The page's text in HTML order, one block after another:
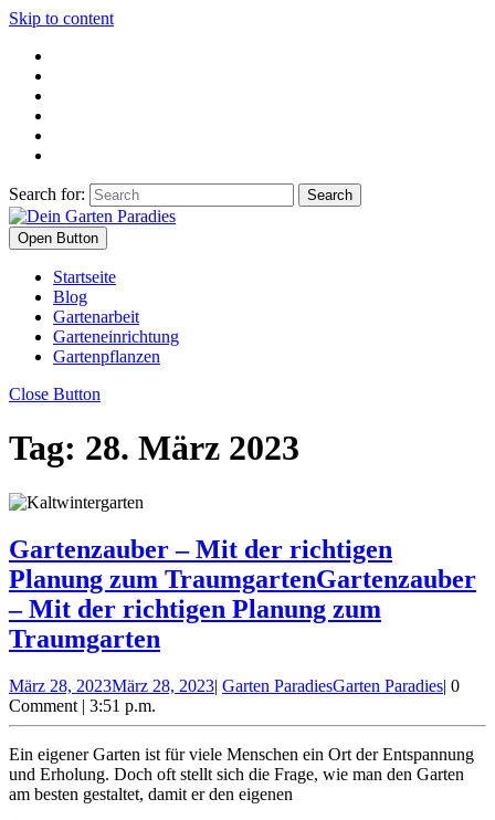
Skip to content
Search for:
Open Button
Startseite
Blog
Gartenarbeit
Garteneinrichtung
Gartenpflanzen
Close Button
Tag: 28. März 2023
Gartenzauber – Mit der richtigen
Planung zum TraumgartenGartenzauber
– Mit der richtigen Planung zum
Traumgarten
März 28, 2023März 28, 2023| Garten ParadiesGarten Paradies| 0
Comment | 3:51 p.m.
Ein eigener Garten ist für viele Menschen ein Ort der Entspannung
und Erholung. Doch oft stellt sich die Frage, wie man den Garten
am besten gestaltet, damit er den eigenen